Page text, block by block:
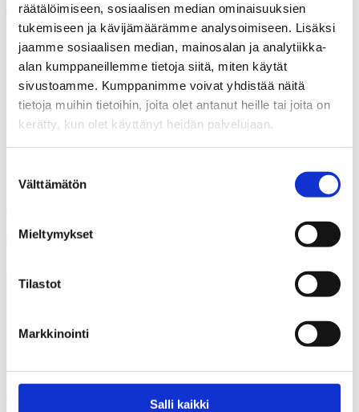
räätälöimiseen, sosiaalisen median ominaisuuksien
tukemiseen ja kävijämäärämme analysoimiseen. Lisäksi
jaamme sosiaalisen median, mainosalan ja analytiikka-
alan kumppaneillemme tietoja siitä, miten käytät
sivustoamme. Kumppanimme voivat yhdistää näitä
tietoja muihin tietoihin, joita olet antanut heille tai joita on
kerätty, kun olet käyttänyt heidän palvelujaan.
valinta
Välttämätön
Mieltymykset
Tilastot
Markkinointi
Salli kaikki
– Jokeriperuste, joka on joku muu erityisen painava syy, jonka
taustat kuvataan ja perustellaan ehdotuksessa.
Palkittavat valitsee Kunnallisalan kehittämissäätiön hallitus.
Palkinnot luovuttaapresidentti Tarja Halonenhelmikuun
puolivälissä 2019 Kunnallisalan kehittämissäätiön seminaarissa
Finlandia -talossa, Helsingissä.
Hakuaika on päättynyt.
Share on LinkedIn
Email this Page
ajankohtaiset